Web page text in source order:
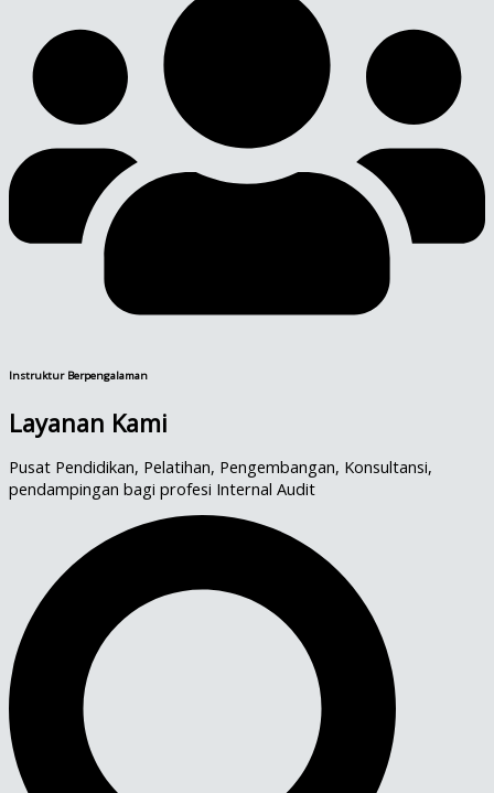
Instruktur Berpengalaman
Layanan Kami
Pusat Pendidikan, Pelatihan, Pengembangan, Konsultansi,
pendampingan bagi profesi Internal Audit